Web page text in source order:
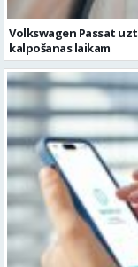
Volkswagen Passat
kalpošanas laikam